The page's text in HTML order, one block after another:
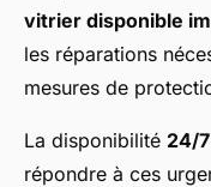
vitrier disponible
les réparations
mesures de
La disponibilité 24/7
répondre à ces